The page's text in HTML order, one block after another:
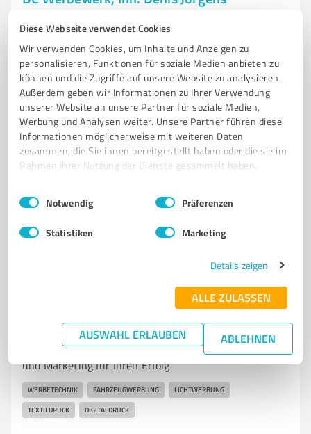
Diese Webseite verwendet Cookies
Wir verwenden Cookies, um Inhalte und Anzeigen zu
personalisieren, Funktionen für soziale Medien anbieten zu
können und die Zugriffe auf unsere Website zu analysieren.
Außerdem geben wir Informationen zu Ihrer Verwendung
unserer Website an unsere Partner für soziale Medien,
Werbung und Analysen weiter. Unsere Partner führen diese
Informationen möglicherweise mit weiteren Daten
zusammen, die Sie ihnen bereitgestellt haben oder die sie im
Rahmen Ihrer Nutzung der Dienste gesammelt haben.
Impressum Datenschutzbestimmungen
Einwilligungsauswahl
Notwendig Präferenzen
Statistiken Marketing
Details zeigen
ALLE ZULASSEN
AUSWAHL ERLAUBEN ABLEHNEN
in Burscheid
WERBEAGENTUR FAHRZEUGBESCHRIFTUNG FOLIERUNG
WERBETECHNIK OBJEKTWERBUNG WERBESCHILDER DRUCKMEDIEN
BURSCHEID GRAFIKDESIGN MONTAGE LEUCHTREKLAME
SONNENSCHUTZFOLIERUNG
Straßerhof 23-25, 51399 Burscheid
Tel. 02174 6664050
info@agentur-b-2.de
4,60 / 5,00
(1 Quelle)
Gerhardts Werbung Martin Gerhardts
Gerhardts Werbung Martin Gerhardts – Werbetechnik
und Marketing für Ihren Erfolg
WERBETECHNIK FAHRZEUGWERBUNG LICHTWERBUNG
TEXTILDRUCK DIGITALDRUCK